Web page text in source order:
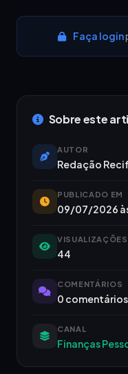
Faça login
Sobre este
AUTOR
Redação
PUBLICADO EM
09/07/2026
VISUALIZAÇÕES
44
COMENTÁRIOS
0 comentários
CANAL
Finanças